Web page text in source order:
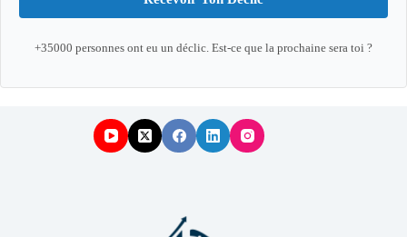
+35000 personnes ont eu un déclic. Est-ce que la prochaine sera toi ?